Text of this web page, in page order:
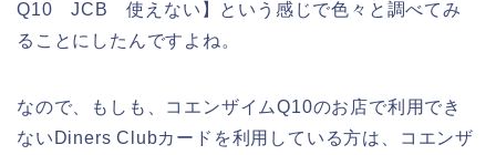
Q10 JCB 使えない】という感じで色々と調べてみ
ることにしたんですよね。
なので、もしも、コエンザイムQ10のお店で利用でき
ないDiners Clubカードを利用している方は、コエンザ